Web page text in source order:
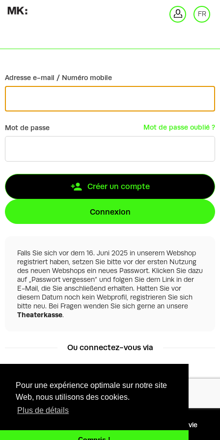
Pour une expérience optimale sur notre site
Web, nous utilisons des cookies.
Plus de détails
FR
Adresse e-mail / Numéro mobile
Mot de passe Mot de passe oublié ?
Créer un compte
Connexion
Falls Sie sich vor dem 16. Juni 2025 in unserem Webshop
registriert haben, setzen Sie bitte vor der ersten Nutzung
des neuen Webshops ein neues Passwort. Klicken Sie dazu
auf „Passwort vergessen“ und folgen Sie dem Link in der
E-Mail, die Sie anschließend erhalten. Hatten Sie vor
diesem Datum noch kein Webprofil, registrieren Sie sich
bitte neu. Bei Fragen wenden Sie sich gerne an unsere
Theaterkasse.
Ou connectez-vous via
Facebook
Tixly
Protection de la vie